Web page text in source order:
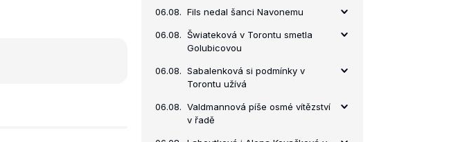
06.08. Fils nedal šanci Navonemu
06.08. Šwiateková v Torontu smetla
Golubicovou
06.08. Sabalenková si podmínky v
Torontu užívá
06.08. Valdmannová píše osmé vítězství
v řadě